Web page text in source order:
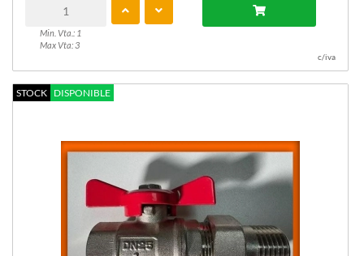
Min. Vta.: 1
Max Vta: 3
c/iva
STOCK DISPONIBLE